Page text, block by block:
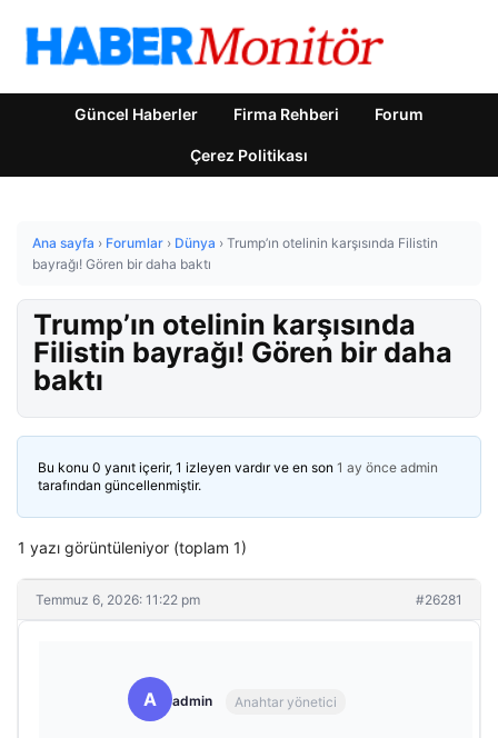
Güncel Haberler Firma Rehberi Forum
Çerez Politikası
Ana sayfa › Forumlar › Dünya › Trump’ın otelinin karşısında Filistin
bayrağı! Gören bir daha baktı
Trump’ın otelinin karşısında
Filistin bayrağı! Gören bir daha
baktı
Bu konu 0 yanıt içerir, 1 izleyen vardır ve en son 1 ay önce admin
tarafından güncellenmiştir.
1 yazı görüntüleniyor (toplam 1)
Temmuz 6, 2026: 11:22 pm #26281
A admin Anahtar yönetici